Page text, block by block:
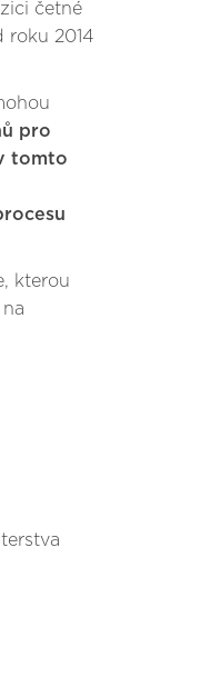
četné
roku 2014
pro
tomto
kterou